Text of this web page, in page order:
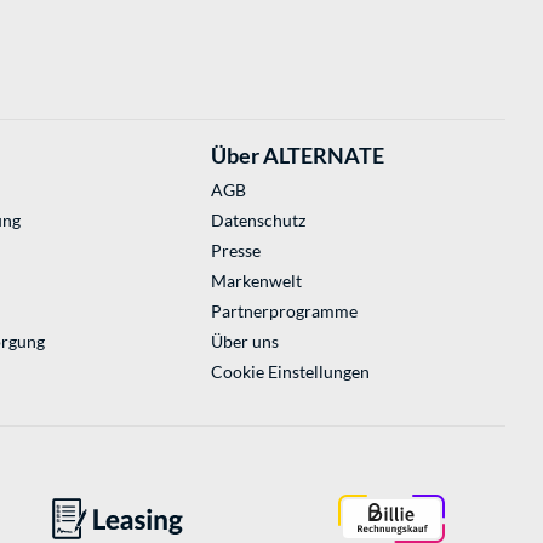
Über ALTERNATE
AGB
Datenschutz
Presse
Markenwelt
Partnerprogramme
Über uns
Cookie Einstellungen